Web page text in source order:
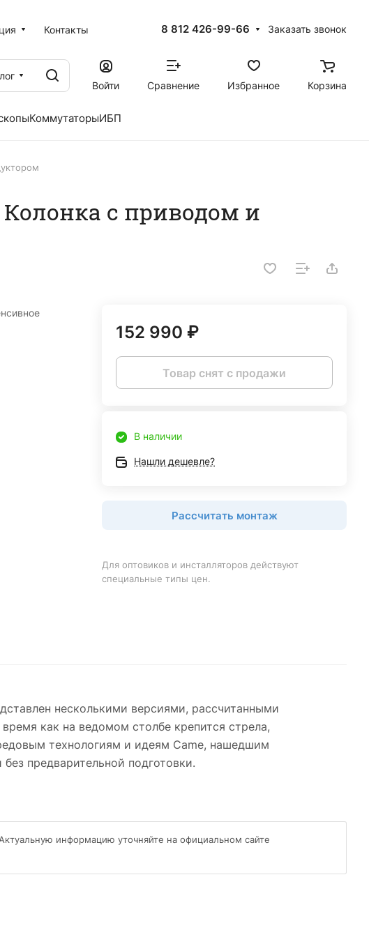
Контакты 8 812 426-99-66 Заказать звонок
Войти
Сравнение Избранное Корзина
КоммутаторыИБП
Колонка с приводом и
152 990 ₽
Товар снят с продажи
В наличии
Нашли дешевле?
Рассчитать монтаж
Для оптовиков и инсталляторов действуют
специальные типы цен.
несколькими версиями, рассчитанными
как на ведомом столбе крепится стрела,
технологиям и идеям Came, нашедшим
предварительной подготовки.
информацию уточняйте на официальном сайте